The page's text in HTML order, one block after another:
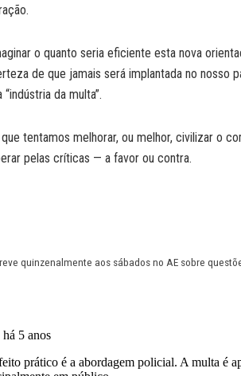
o quanto seria eficiente esta nova
de que jamais será implantada no nosso
da multa”.
tentamos melhorar, ou melhor, civilizar o
pelas críticas — a favor ou contra.
quinzenalmente aos sábados no AE sobre